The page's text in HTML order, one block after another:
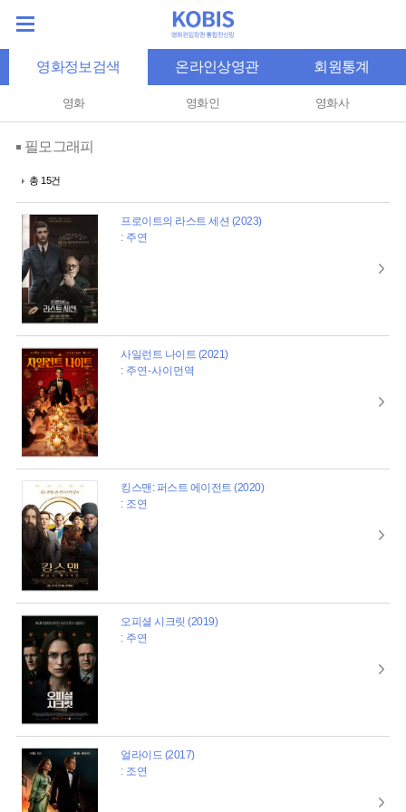
영화정보검색 온라인상영관 회원통계
영화 영화인 영화사
필모그래피
총 15건
프로이트의 라스트 세션 (2023)
: 주연
사일런트 나이트 (2021)
: 주연-사이먼역
킹스맨: 퍼스트 에이전트 (2020)
: 조연
오피셜 시크릿 (2019)
: 주연
얼라이드 (2017)
: 조연